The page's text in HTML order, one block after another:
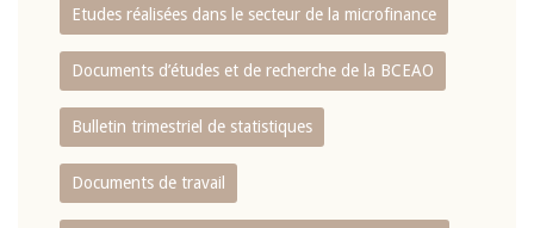
Etudes réalisées dans le secteur de la microfinance
Documents d’études et de recherche de la BCEAO
Bulletin trimestriel de statistiques
Documents de travail